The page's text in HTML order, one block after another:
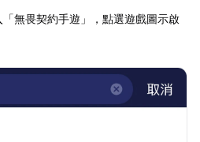
無畏契約手遊」，點選遊戲圖示啟